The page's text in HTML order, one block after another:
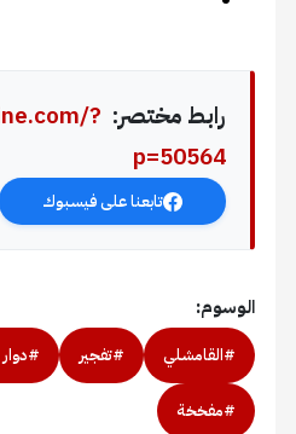
رابط مختصر: ?
p=50564
تابعنا على فيسبوك
الوسوم:
#القامشلي #تفجير
#مفخخة